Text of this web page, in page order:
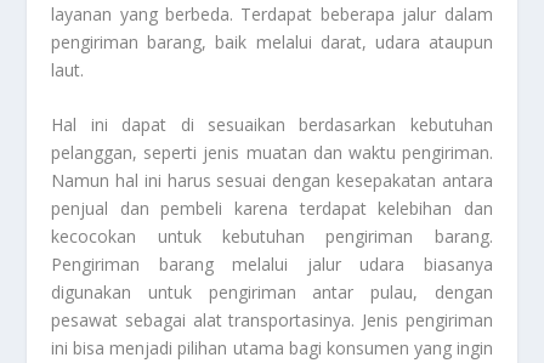
layanan yang berbeda. Terdapat beberapa jalur dalam
pengiriman barang, baik melalui darat, udara ataupun
laut.
Hal ini dapat di sesuaikan berdasarkan kebutuhan
pelanggan, seperti jenis muatan dan waktu pengiriman.
Namun hal ini harus sesuai dengan kesepakatan antara
penjual dan pembeli karena terdapat kelebihan dan
kecocokan untuk kebutuhan pengiriman barang.
Pengiriman barang melalui jalur udara biasanya
digunakan untuk pengiriman antar pulau, dengan
pesawat sebagai alat transportasinya. Jenis pengiriman
ini bisa menjadi pilihan utama bagi konsumen yang ingin